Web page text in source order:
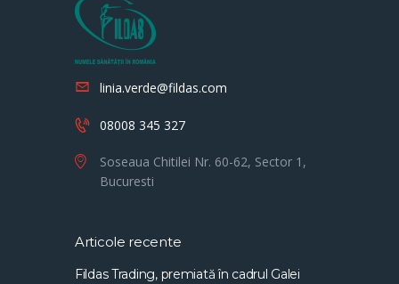
linia.verde@fildas.com
08008 345 327
Soseaua Chitilei Nr. 60-62, Sector 1,
Bucuresti
Articole recente
Fildas Trading, premiată în cadrul Galei